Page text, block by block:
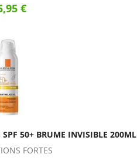
€
50+ BRUME INVISIBLE 200ML
FORTES